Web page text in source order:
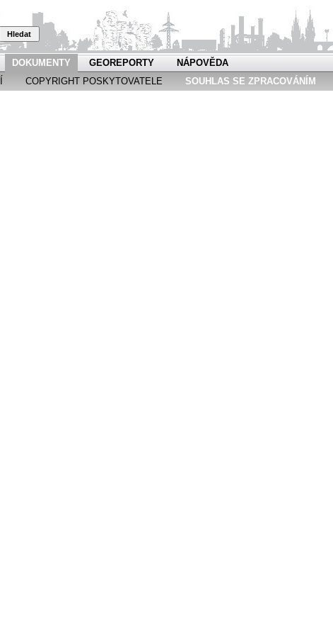
Hledat
DOKUMENTY GEOREPORTY
NÁPOVĚDA
COPYRIGHT POSKYTOVATELE SOUHLAS SE ZPRACOVÁNÍM